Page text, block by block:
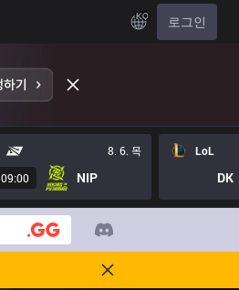
KO 로그인
8. 6. 목
09:00 NIP
LoL
DK